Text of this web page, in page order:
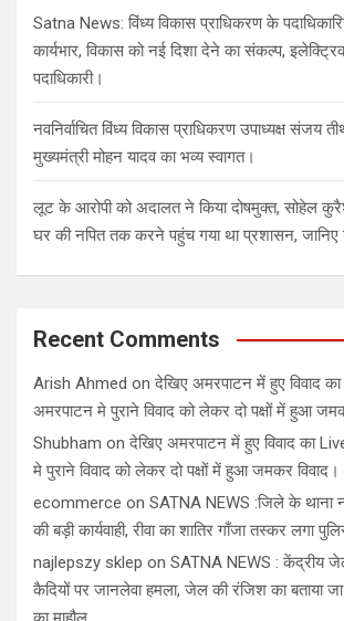
Satna News: विंध्य विकास प्राधिकरण के
कार्यभार, विकास को नई दिशा देने का संकल्प,
पदाधिकारी।
नवनिर्वाचित विंध्य विकास प्राधिकरण उपाध्यक्ष संजय
मुख्यमंत्री मोहन यादव का भव्य स्वागत।
लूट के आरोपी को अदालत ने किया दोषमुक्त, सोहेल
घर की नपित तक करने पहुंच गया था प्रशासन, जानिए
Recent Comments
Arish Ahmed onदेखिए अमरपाटन में हुए विवाद का
अमरपाटन मे पुराने विवाद को लेकर दो पक्षों में हुआ
Shubham onदेखिए अमरपाटन में हुए विवाद का
मे पुराने विवाद को लेकर दो पक्षों में हुआ जमकर विवाद।
ecommerce on SATNA NEWS :जिले के थाना
की बड़ी कार्यवाही, रीवा का शातिर गाँजा तस्कर लगा
najlepszy sklep on SATNA NEWS : केंद्रीय
कैदियों पर जानलेवा हमला, जेल की रंजिश का बताया